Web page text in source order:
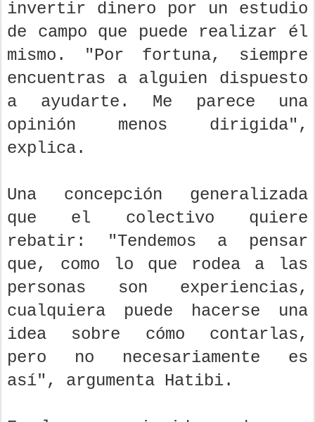
invertir dinero por un estudio
de campo que puede realizar él
mismo. "Por fortuna, siempre
encuentras a alguien dispuesto
a ayudarte. Me parece una
opinión menos dirigida",
explica.
Una concepción generalizada
que el colectivo quiere
rebatir: "Tendemos a pensar
que, como lo que rodea a las
personas son experiencias,
cualquiera puede hacerse una
idea sobre cómo contarlas,
pero no necesariamente es
así", argumenta Hatibi.